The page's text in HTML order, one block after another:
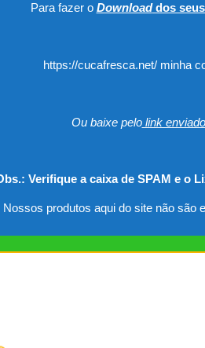
Para fazer o Downloaddos
https://cucafresca.net/ minha
Ou baixe pelolink
Verifique a caixa de SPAM e o
Nossos produtos aqui do site não são